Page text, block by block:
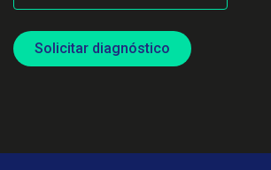
Solicitar diagnóstico